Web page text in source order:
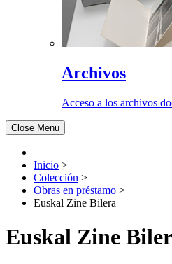
Archivos
Acceso a los archivos
Close Menu
Inicio >
Colección >
Obras en préstamo >
Euskal Zine Bilera
Euskal Zine